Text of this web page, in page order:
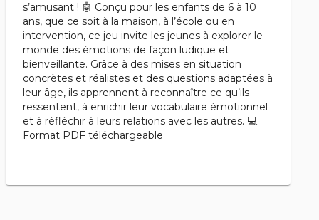
s’amusant ! 🤖 Conçu pour les enfants de 6 à 10
ans, que ce soit à la maison, à l’école ou en
intervention, ce jeu invite les jeunes à explorer le
monde des émotions de façon ludique et
bienveillante. Grâce à des mises en situation
concrètes et réalistes et des questions adaptées à
leur âge, ils apprennent à reconnaître ce qu’ils
ressentent, à enrichir leur vocabulaire émotionnel
et à réfléchir à leurs relations avec les autres. 💻
Format PDF téléchargeable